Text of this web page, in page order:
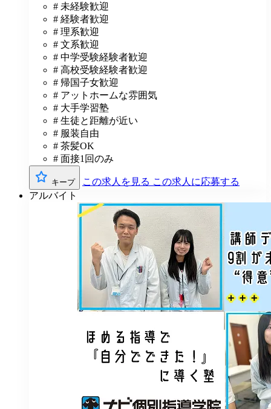
# 未経験歓迎
# 経験者歓迎
# 理系歓迎
# 文系歓迎
# 中学受験経験者歓迎
# 高校受験経験者歓迎
# 帰国子女歓迎
# アットホームな雰囲気
# 大手学習塾
# 生徒と距離が近い
# 服装自由
# 茶髪OK
# 面接1回のみ
キープ この求人を見る この求人に応募する
アルバイト